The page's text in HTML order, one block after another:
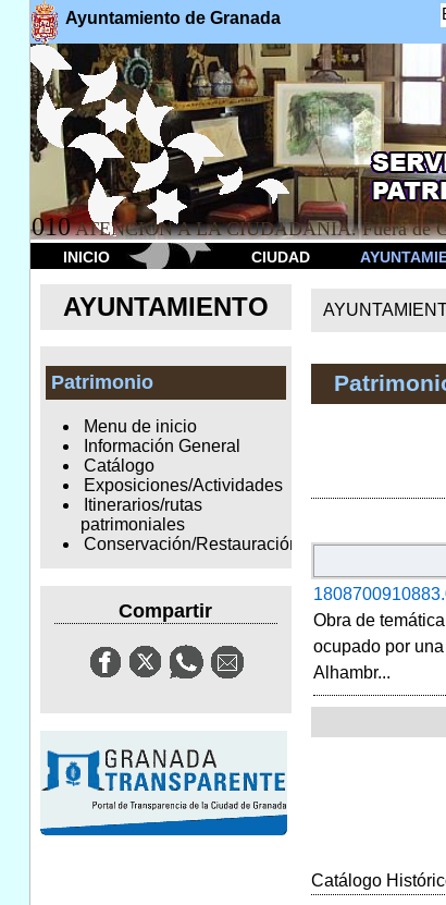
Ayuntamiento de Granada
010 ATENCION A LA CIUDADANÍA. Fuera de
INICIO CIUDAD
AYUNTAMIENTO
Patrimonio
Menu de inicio
Información General
Catálogo
Exposiciones/Actividades
Itinerarios/rutas
patrimoniales
Conservación/Restauración
Compartir
Obra de
ocupado por
Alhambr...
Catálogo